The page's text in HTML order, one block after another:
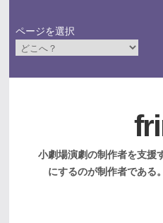
ページを選択
小劇場演劇の制作者を支援
にするのが制作者である